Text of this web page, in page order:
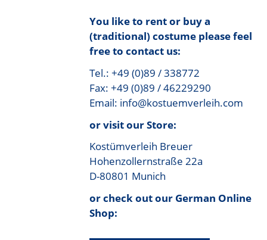
You like to rent or buy a
(traditional) costume please feel
free to contact us:
Tel.: +49 (0)89 / 338772
Fax: +49 (0)89 / 46229290
Email: info@kostuemverleih.com
or visit our Store:
Kostümverleih Breuer
Hohenzollernstraße 22a
D-80801 Munich
or check out our German Online
Shop: